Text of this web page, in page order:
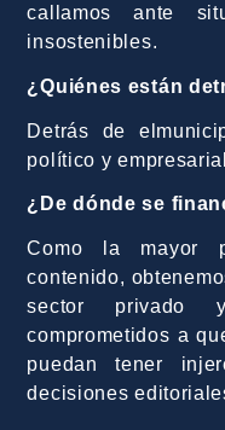
callamos ante
insostenibles.
¿Quiénes están
Detrás de
político y
¿De dónde se
Como la mayor
contenido,
sector privado
comprometidos a
puedan tener
decisiones